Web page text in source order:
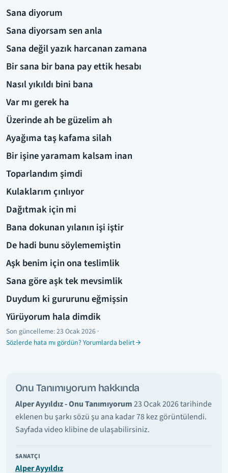
Sana diyorum
Sana diyorsam sen anla
Sana değil yazık harcanan zamana
Bir sana bir bana pay ettik hesabı
Nasıl yıkıldı bini bana
Var mı gerek ha
Üzerinde ah be güzelim ah
Ayağıma taş kafama silah
Bir işine yaramam kalsam inan
Toparlandım şimdi
Kulaklarım çınlıyor
Dağıtmak için mi
Bana dokunan yılanın işi iştir
De hadi bunu söylememiştin
Aşk benim için ona teslimlik
Sana göre aşk tek mevsimlik
Duydum ki gururunu eğmişsin
Yürüyorum hala dimdik
Son güncelleme:23 Ocak 2026 ·
Sözlerde hata mı gördün? Yorumlarda belirt
Onu Tanımıyorum hakkında
Alper Ayyıldız - Onu Tanımıyorum23 Ocak 2026 tarihinde
eklenen bu şarkı sözü şu ana kadar 78 kez görüntülendi.
Sayfada video klibine de ulaşabilirsiniz.
SANATÇI
Alper Ayyıldız